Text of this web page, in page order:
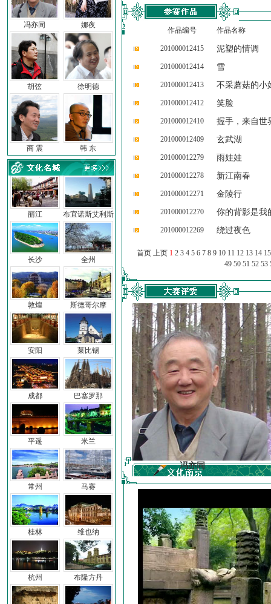
冯亦同 娜夜
胡弦 徐明德
商 震 韩 东
丽江
长沙
敦煌
安阳
成都
平遥
常州
桂林
杭州
布宜诺斯艾利斯
全州
斯德哥尔摩
莱比锡
巴塞罗那
米兰
马赛
维也纳
布隆方丹
作品编号 作品名称
201000012415 泥塑的情调
201000012414 雪
201000012413 不采蘑菇的小
201000012412 笑脸
201000012410 握手，来自世
201000012409 玄武湖
201000012279 雨娃娃
201000012278 新江南春
201000012271 金陵行
201000012270 你的背影是我
201000012269 绕过夜色
首页 上页 1 2 3 4 5 6 7 8 9 10 11 12 13 14 15
49 50 51 52 53
前子 冯亦同